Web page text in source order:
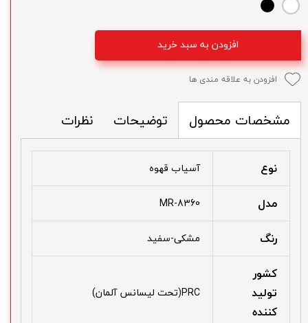
افزودن به سبد خرید
افزودن به علاقه مندی ها
مشخصات محصول توضیحات نظرات
نوع آسیاب قهوه
مدل MR-8360
رنگ مشکی-سفید
کشور
تولید
کننده
PRC(تحت لیسانس آلمان)